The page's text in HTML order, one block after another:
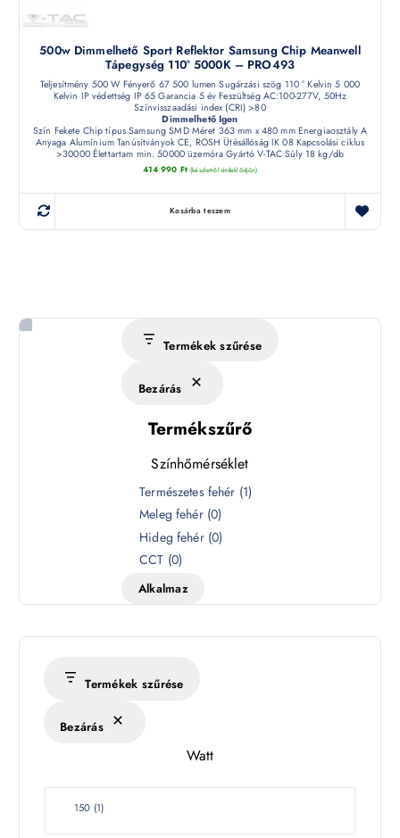
500w Dimmelhető Sport Reflektor Samsung Chip Meanwell
Tápegység 110° 5000K – PRO493
Teljesítmény 500 W Fényerő 67 500 lumen Sugárzási szög 110 ° Kelvin 5 000
Kelvin IP védettség IP 65 Garancia 5 év Feszültség AC:100-277V, 50Hz
Színvisszaadási index (CRI) >80
Dimmelhető Igen
Szín Fekete Chip típus Samsung SMD Méret 363 mm x 480 mm Energiaosztály A
Anyaga Alumínium Tanúsítványok CE, ROSH Ütésállóság IK 08 Kapcsolási ciklus
>30000 Élettartam min. 50000 üzemóra Gyártó V-TAC Súly 18 kg/db
414 990 Ft (készletről érdeklődjön)
Kosárba teszem
Termékek szűrése
Bezárás
Termékszűrő
Színhőmérséklet
é
s
k
Természetes fehér (1)
Meleg fehér (0)
Hideg fehér (0)
CCT (0)
Alkalmaz
Termékek szűrése
Bezárás
Watt
W150 (1)